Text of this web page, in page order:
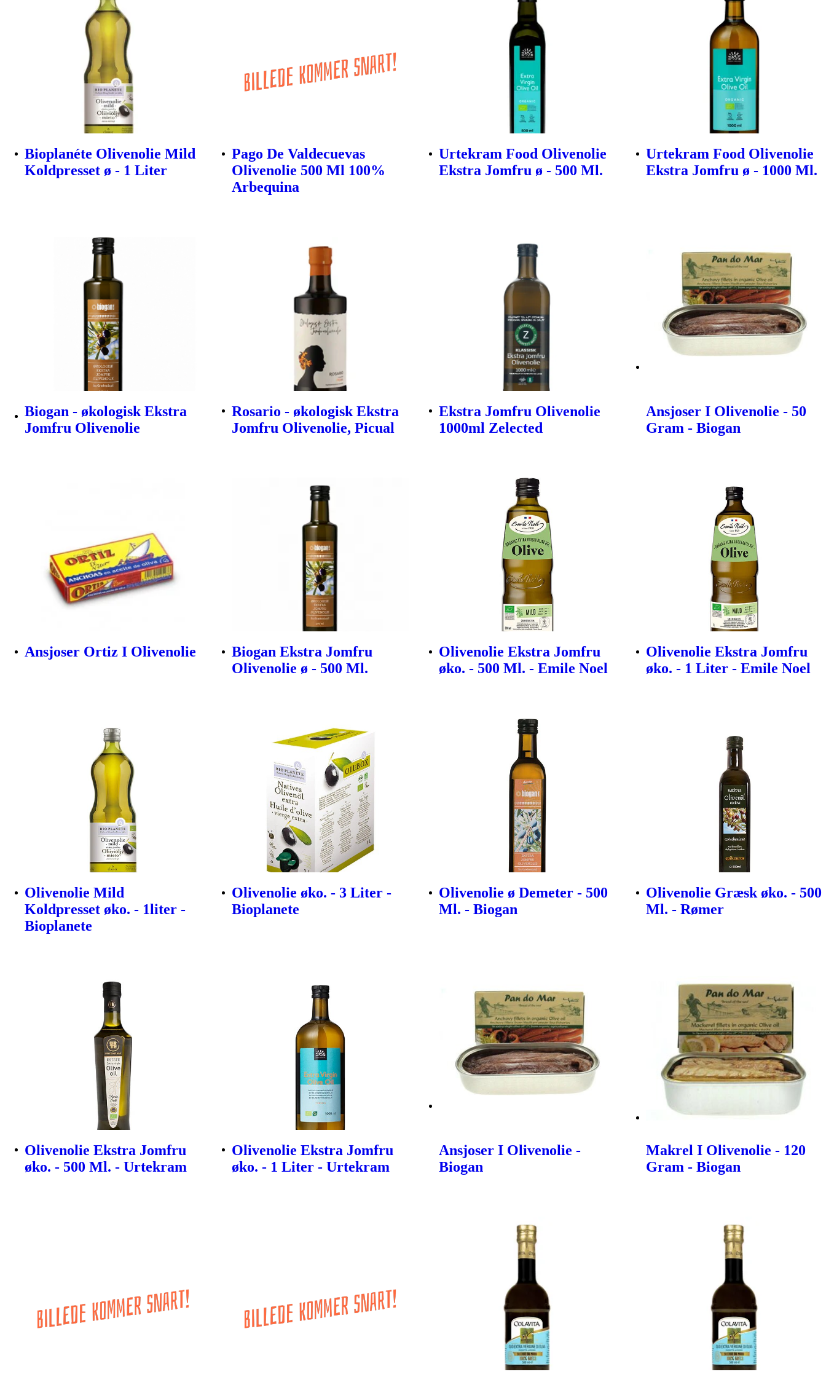
Bioplanéte Olivenolie Mild
Koldpresset ø - 1 Liter
Pago De Valdecuevas
Olivenolie 500 Ml 100%
Arbequina
Urtekram Food Olivenolie
Ekstra Jomfru ø - 500 Ml.
Urtekram Food Olivenolie
Ekstra Jomfru ø - 1000 Ml.
Biogan - økologisk Ekstra
Jomfru Olivenolie
Rosario - økologisk Ekstra
Jomfru Olivenolie, Picual
Ekstra Jomfru Olivenolie
1000ml Zelected
Ansjoser I Olivenolie - 50
Gram - Biogan
Ansjoser Ortiz I Olivenolie
Biogan Ekstra Jomfru
Olivenolie ø - 500 Ml.
Olivenolie Ekstra Jomfru
øko. - 500 Ml. - Emile Noel
Olivenolie Ekstra Jomfru
øko. - 1 Liter - Emile Noel
Olivenolie Mild
Koldpresset øko. - 1liter -
Bioplanete
Olivenolie øko. - 3 Liter -
Bioplanete
Olivenolie ø Demeter - 500
Ml. - Biogan
Olivenolie Græsk øko. - 500
Ml. - Rømer
Olivenolie Ekstra Jomfru
øko. - 500 Ml. - Urtekram
Olivenolie Ekstra Jomfru
øko. - 1 Liter - Urtekram
Ansjoser I Olivenolie -
Biogan
Makrel I Olivenolie - 120
Gram - Biogan